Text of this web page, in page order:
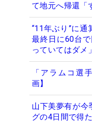
て地元へ帰還「
“11年ぶり”に
最終日に60台
っていてはダメ」
「アラムコ選
画】
山下美夢有が
グの4日間で得